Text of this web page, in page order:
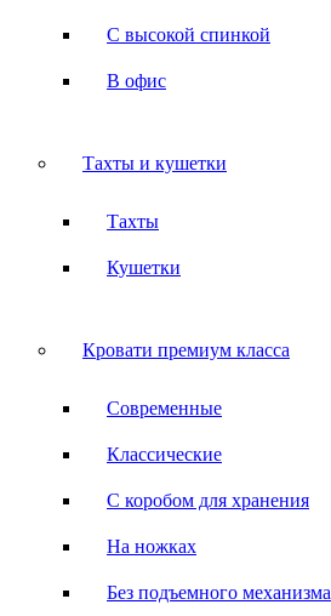
С высокой спинкой
В офис
Тахты и кушетки
Тахты
Кушетки
Кровати премиум класса
Современные
Классические
С коробом для хранения
На ножках
Без подъемного механизма